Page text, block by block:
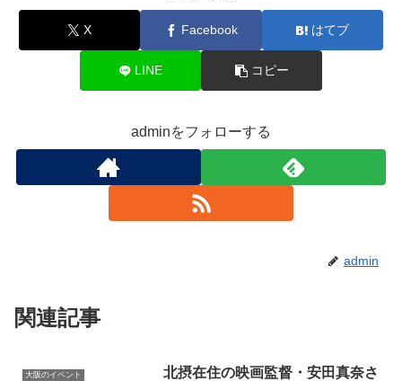
X Facebook はてブ
LINE コピー
adminをフォローする
admin
関連記事
大阪のイベント
北摂在住の映画監督・安田真奈さ